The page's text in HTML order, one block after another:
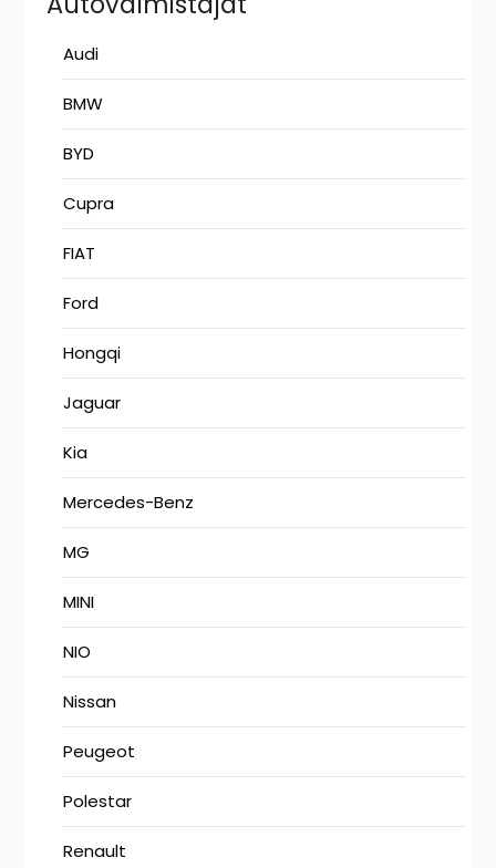
Audi
BMW
BYD
Cupra
FIAT
Ford
Hongqi
Jaguar
Kia
Mercedes-Benz
MG
MINI
NIO
Nissan
Peugeot
Polestar
Renault